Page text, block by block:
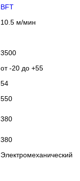
BFT
10.5 м/мин
3500
от -20 до +55
54
550
380
380
Электромеханический